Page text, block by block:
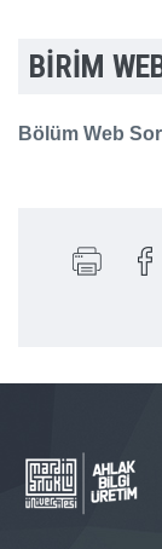
BİRİM
Bölüm Web